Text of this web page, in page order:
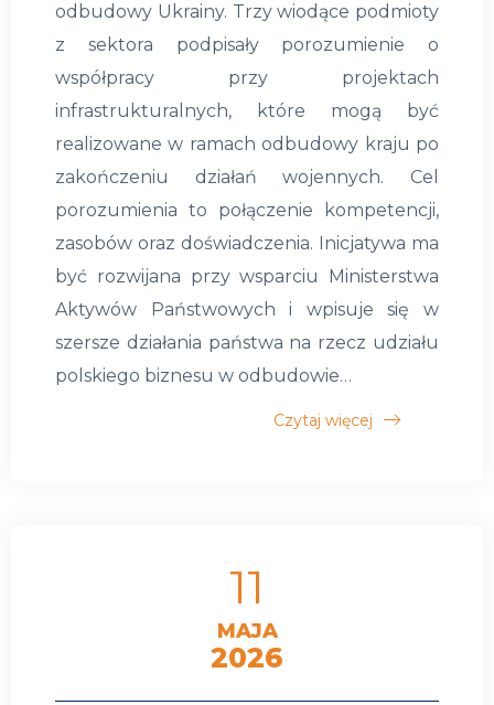
odbudowy Ukrainy. Trzy wiodące podmioty
z sektora podpisały porozumienie o
współpracy przy projektach
infrastrukturalnych, które mogą być
realizowane w ramach odbudowy kraju po
zakończeniu działań wojennych. Cel
porozumienia to połączenie kompetencji,
zasobów oraz doświadczenia. Inicjatywa ma
być rozwijana przy wsparciu Ministerstwa
Aktywów Państwowych i wpisuje się w
szersze działania państwa na rzecz udziału
polskiego biznesu w odbudowie…
Czytaj więcej
11
MAJA
2026